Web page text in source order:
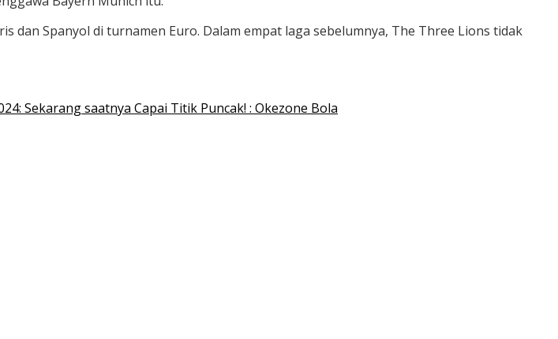
Spanyol di turnamen Euro. Dalam empat laga sebelumnya, The Three Lions tidak
Sekarang saatnya Capai Titik Puncak! : Okezone Bola